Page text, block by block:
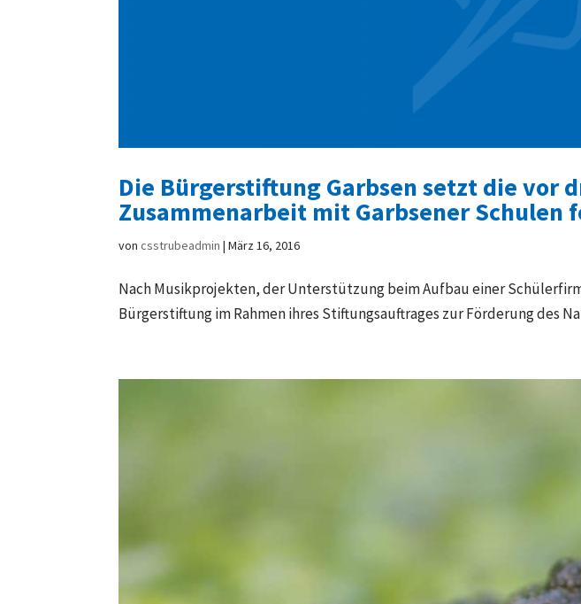
Die Bürgerstiftung Garbsen setzt die vor
Zusammenarbeit mit Garbsener Schulen
voncsstrubeadmin |März 16, 2016
Nach Musikprojekten, der Unterstützung beim Aufbau einer
Bürgerstiftung im Rahmen ihres Stiftungsauftrages zur Förderung des